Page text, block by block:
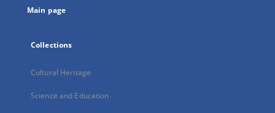
Main page
Collections
Cultural Heritage
Science and Education